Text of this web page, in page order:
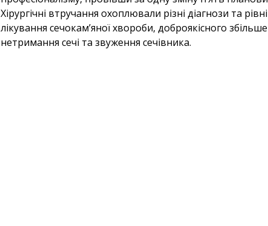
Хірургічні втручання охоплювали різні діагнози та
лікування сечокам’яної хвороби, доброякісного
нетримання сечі та звуження сечівника.